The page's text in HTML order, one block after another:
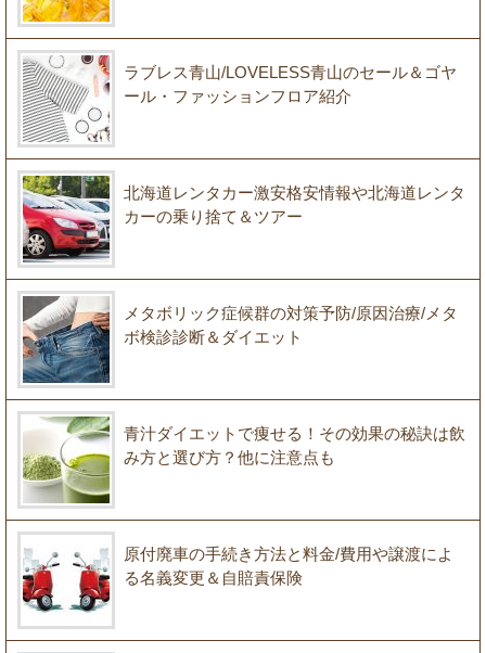
ラブレス青山/LOVELESS青山のセール＆ゴヤ
ール・ファッションフロア紹介
北海道レンタカー激安格安情報や北海道レンタ
カーの乗り捨て＆ツアー
メタボリック症候群の対策予防/原因治療/メタ
ボ検診診断＆ダイエット
青汁ダイエットで痩せる！その効果の秘訣は飲
み方と選び方？他に注意点も
原付廃車の手続き方法と料金/費用や譲渡によ
る名義変更＆自賠責保険